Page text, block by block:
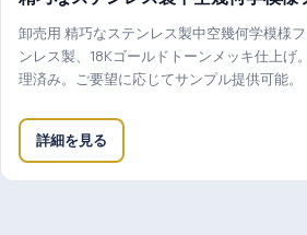
卸売用 精巧なステンレス製中空幾何学模様
ンレス製、18Kゴールドトーンメッキ仕上げ
理済み。ご要望に応じてサンプル提供可能。
詳細を見る